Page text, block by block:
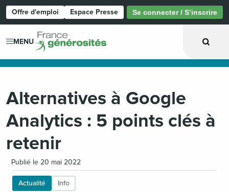
Offre d'emploi Espace Presse Se connecter / S’inscrire
MENU
Alternatives à Google
Analytics : 5 points clés à
retenir
Publié le 20 mai 2022
Actualité Info